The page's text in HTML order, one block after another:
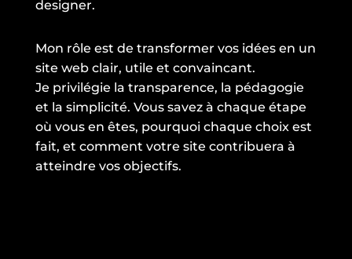
designer.
Mon rôle est de transformer vos idées en un
site web clair, utile et convaincant.
Je privilégie la transparence, la pédagogie
et la simplicité. Vous savez à chaque étape
où vous en êtes, pourquoi chaque choix est
fait, et comment votre site contribuera à
atteindre vos objectifs.